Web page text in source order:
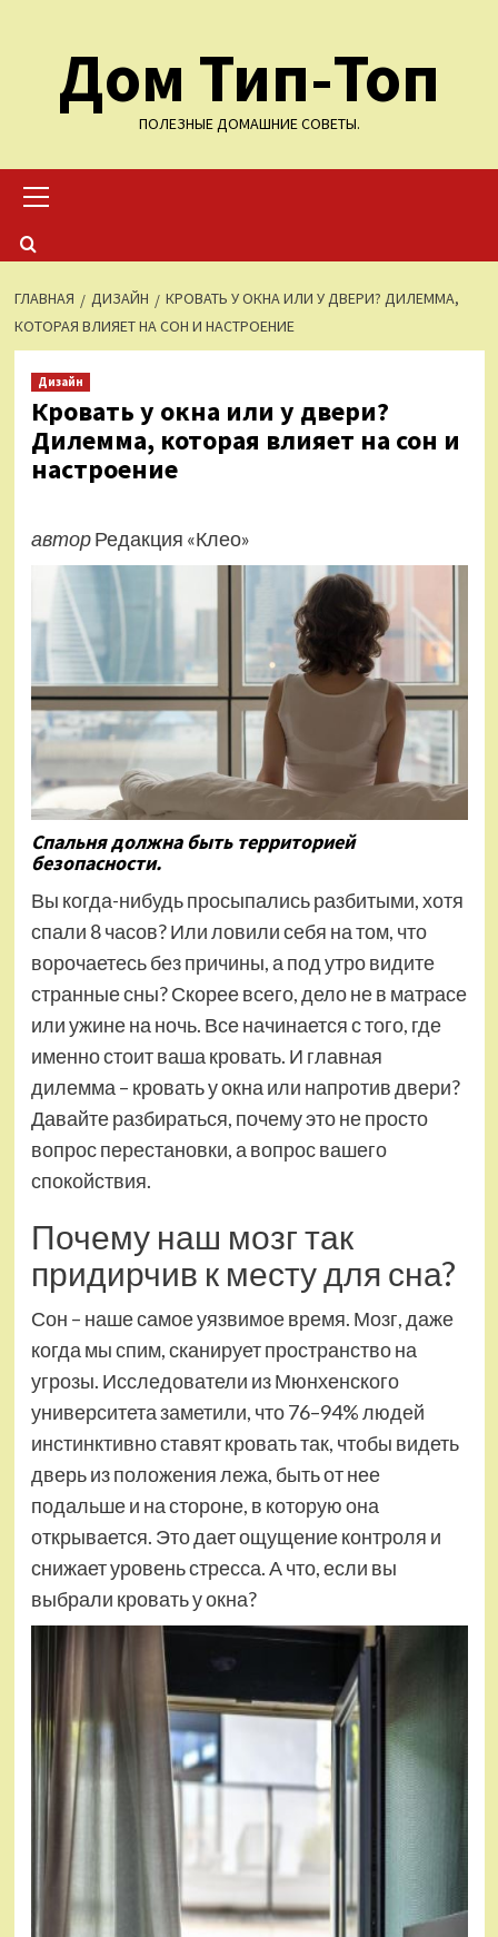
содержимомуДом Тип-Топ
ПОЛЕЗНЫЕ ДОМАШНИЕ СОВЕТЫ.
меню
ГЛАВНАЯ ДИЗАЙН
КРОВАТЬ У ОКНА ИЛИ У ДВЕРИ? ДИЛЕММА,
КОТОРАЯ ВЛИЯЕТ НА СОН И НАСТРОЕНИЕ
Дизайн
Кровать у окна или у двери?
Дилемма, которая влияет на сон и
настроение
авторРедакция «Клео»
Спальня должна быть территорией
безопасности.
Вы когда-нибудь просыпались разбитыми, хотя
спали 8 часов? Или ловили себя на том, что
ворочаетесь без причины, а под утро видите
странные сны? Скорее всего, дело не в матрасе
или ужине на ночь. Все начинается с того, где
именно стоит ваша кровать. И главная
дилемма – кровать у окна или напротив двери?
Давайте разбираться, почему это не просто
вопрос перестановки, а вопрос вашего
спокойствия.
Почему наш мозг так
придирчив к месту для сна?
Сон – наше самое уязвимое время. Мозг, даже
когда мы спим, сканирует пространство на
угрозы. Исследователи из Мюнхенского
университета заметили, что 76–94% людей
инстинктивно ставят кровать так, чтобы видеть
дверь из положения лежа, быть от нее
подальше и на стороне, в которую она
открывается. Это дает ощущение контроля и
снижает уровень стресса. А что, если вы
выбрали кровать у окна?